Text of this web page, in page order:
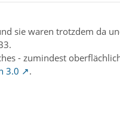
sie waren trotzdem da
- zumindest
3.0
.